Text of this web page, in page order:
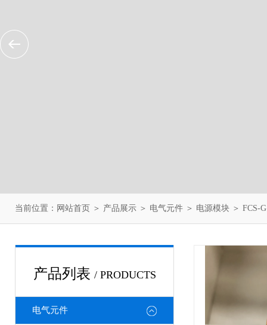
当前位置： 网站首页 ＞ 产品展示 ＞ 电气元件 ＞ 电源模块 ＞ FCS-
产品列表 / PRODUCTS
电气元件